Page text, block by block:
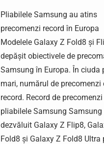
Pliabilele Samsung au atins
precomenzi record în Europa
Modelele Galaxy Z Fold8 și
depășit obiectivele de
Samsung în Europa. În ciuda
mari, numărul de precomenzi
record. Record de
pliabilele Samsung Samsung
dezvăluit Galaxy Z Flip8,
Fold8 și Galaxy Z Fold8 Ultra